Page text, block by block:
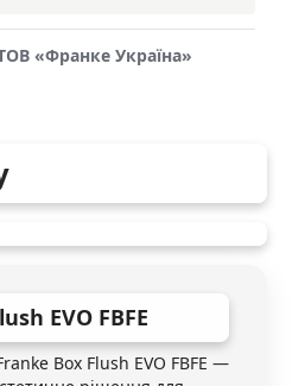
«Франке Україна»
EVO FBFE
Box Flush EVO FBFE —